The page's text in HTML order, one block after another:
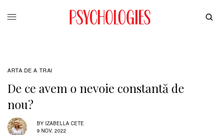
ARTA DE A TRAI
De ce avem o nevoie constantă de
nou?
BY IZABELLA CETE
9 NOV. 2022